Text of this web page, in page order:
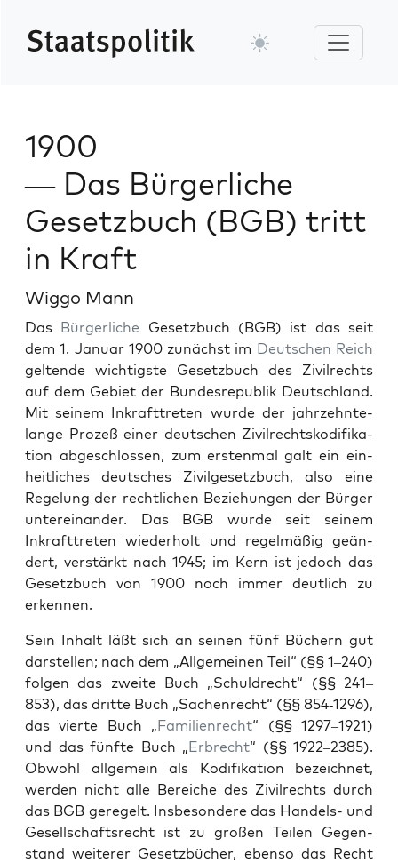
1900
— Das Bürgerliche
Gesetzbuch (BGB) tritt
in Kraft
Wiggo Mann
Das Bürg­er­liche Geset­zbuch (BGB) ist das seit
dem 1. Jan­u­ar 1900 zunächst im Deutschen Reich
gel­tende wichtig­ste Geset­zbuch des Zivil­rechts
auf dem Gebi­et der Bun­desre­pub­lik Deutsch­land.
Mit seinem Inkraft­treten wurde der jahrzehn­te­
lange Prozeß ein­er deutschen Zivil­recht­skod­i­fika­
tion abgeschlossen, zum ersten­mal galt ein ein­
heitlich­es deutsches Zivilge­set­zbuch, also eine
Regelung der rechtlichen Beziehun­gen der Bürg­er
untere­inan­der. Das BGB wurde seit seinem
Inkraft­treten wieder­holt und regelmäßig geän­
dert, ver­stärkt nach 1945; im Kern ist jedoch das
Geset­zbuch von 1900 noch immer deut­lich zu
erken­nen.
Sein Inhalt läßt sich an seinen fünf Büch­ern gut
darstellen; nach dem „All­ge­meinen Teil“ (§§ 1–240)
fol­gen das zweite Buch „Schul­drecht“ (§§ 241–
853), das dritte Buch „Sachen­recht“ (§§ 854‑1296),
das vierte Buch „Fam­i­lien­recht“ (§§ 1297–1921)
und das fün­fte Buch „Erbrecht“ (§§ 1922–2385).
Obwohl all­ge­mein als Kod­i­fika­tion beze­ich­net,
wer­den nicht alle Bere­iche des Zivil­rechts durch
das BGB geregelt. Ins­beson­dere das Han­dels- und
Gesellschaft­srecht ist zu großen Teilen Gegen­
stand weit­er­er Geset­zbüch­er, eben­so das Recht